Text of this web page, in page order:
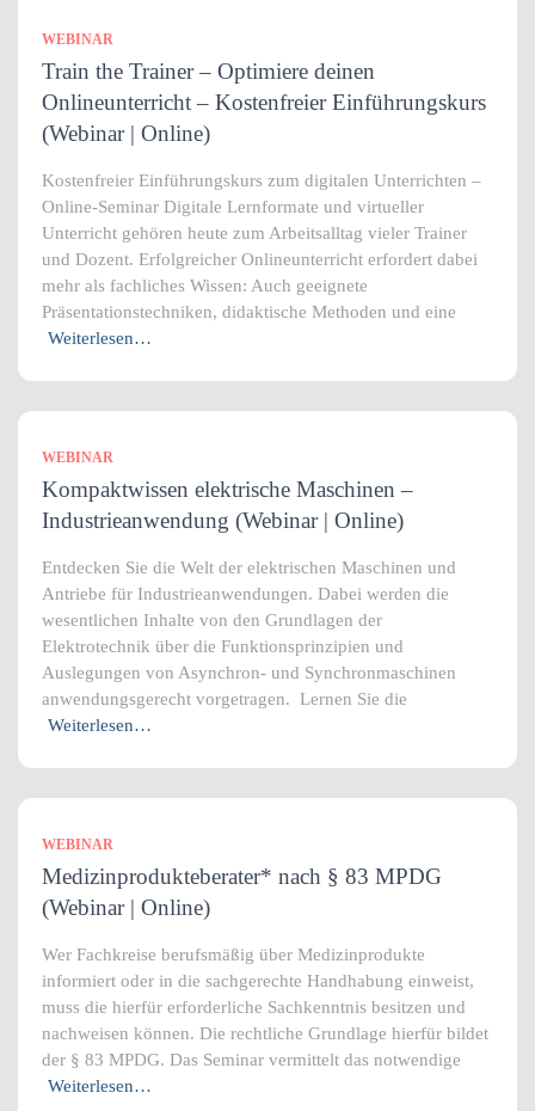
WEBINAR
Train the Trainer – Optimiere deinen
Onlineunterricht – Kostenfreier Einführungskurs
(Webinar | Online)
Kostenfreier Einführungskurs zum digitalen Unterrichten –
Online-Seminar Digitale Lernformate und virtueller
Unterricht gehören heute zum Arbeitsalltag vieler Trainer
und Dozent. Erfolgreicher Onlineunterricht erfordert dabei
mehr als fachliches Wissen: Auch geeignete
Präsentationstechniken, didaktische Methoden und eine
Weiterlesen…
WEBINAR
Kompaktwissen elektrische Maschinen –
Industrieanwendung (Webinar | Online)
Entdecken Sie die Welt der elektrischen Maschinen und
Antriebe für Industrieanwendungen. Dabei werden die
wesentlichen Inhalte von den Grundlagen der
Elektrotechnik über die Funktionsprinzipien und
Auslegungen von Asynchron- und Synchronmaschinen
anwendungsgerecht vorgetragen. Lernen Sie die
Weiterlesen…
WEBINAR
Medizinprodukteberater* nach § 83 MPDG
(Webinar | Online)
Wer Fachkreise berufsmäßig über Medizinprodukte
informiert oder in die sachgerechte Handhabung einweist,
muss die hierfür erforderliche Sachkenntnis besitzen und
nachweisen können. Die rechtliche Grundlage hierfür bildet
der § 83 MPDG. Das Seminar vermittelt das notwendige
Weiterlesen…